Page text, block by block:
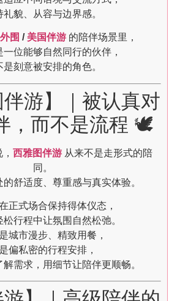
礼貌、从容与边界感。
围 / 美国伴游 的陪伴场景里，
一位能够自然同行的伙伴，
是刻意被安排的角色。
伴游】｜被认真对
，而不是流程 🕊️
西雅图伴游 从来不是走形式的陪
同。
舒适度、尊重感与真实体验。
正式场合保持得体仪态，
行程中让氛围自然松弛。
城市漫步、精致用餐，
偏私密的行程安排，
需求，用细节让陪伴更顺畅。